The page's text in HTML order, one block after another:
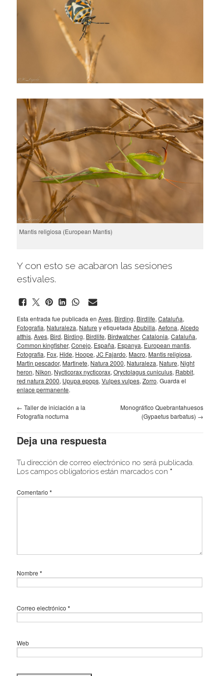
Mantis religiosa (European Mantis)
Y con esto se acabaron las sesiones
estivales.
Esta entrada fue publicada en Aves, Birding, Birdlife, Cataluña,
Fotografia, Naturaleza, Nature y etiquetada Abubilla, Aefona, Alcedo
atthis, Aves, Bird, Birding, Birdlife, Birdwatcher, Catalonia, Cataluña,
Common kingfisher, Conejo, España, Espanya, European mantis,
Fotografia, Fox, Hide, Hoope, JC Fajardo, Macro, Mantis religiosa,
Martin pescador, Martinete, Natura 2000, Naturaleza, Nature, Night
heron, Nikon, Nycticorax nycticorax, Oryctolagus cuniculus, Rabbit,
red natura 2000, Upupa epops, Vulpes vulpes, Zorro. Guarda el
enlace permanente.
← Taller de iniciación a la
Fotografía nocturna
Monográfico Quebrantahuesos
(Gypaetus barbatus) →
Deja una respuesta
Tu dirección de correo electrónico no será publicada.
Los campos obligatorios están marcados con *
Comentario *
Nombre *
Correo electrónico *
Web